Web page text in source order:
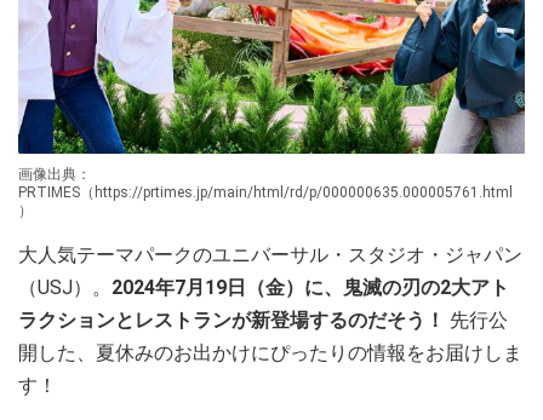
画像出典：
PRTIMES（https://prtimes.jp/main/html/rd/p/000000635.000005761.html
）
大人気テーマパークのユニバーサル・スタジオ・ジャパン
（USJ）。 2024年7月19日（金）に、鬼滅の刃の2大アト
ラクションとレストランが新登場するのだそう！ 先行公
開した、夏休みのお出かけにぴったりの情報をお届けしま
す！